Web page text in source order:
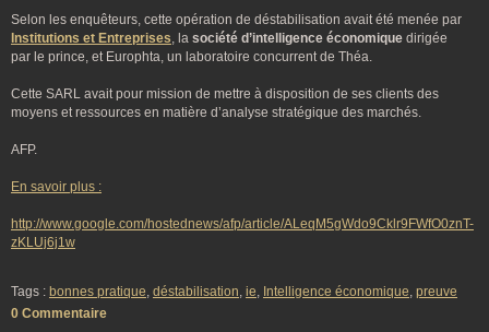
Selon les enquêteurs, cette opération de déstabilisation avait été menée par
Institutions et Entreprises, la société d’intelligence économique dirigée
par le prince, et Europhta, un laboratoire concurrent de Théa.
Cette SARL avait pour mission de mettre à disposition de ses clients des
moyens et ressources en matière d’analyse stratégique des marchés.
AFP.
En savoir plus :
http://www.google.com/hostednews/afp/article/ALeqM5gWdo9Cklr9FWfO0znT-
zKLUj6j1w
Tags : bonnes pratique, déstabilisation, ie, Intelligence économique, preuve
0 Commentaire